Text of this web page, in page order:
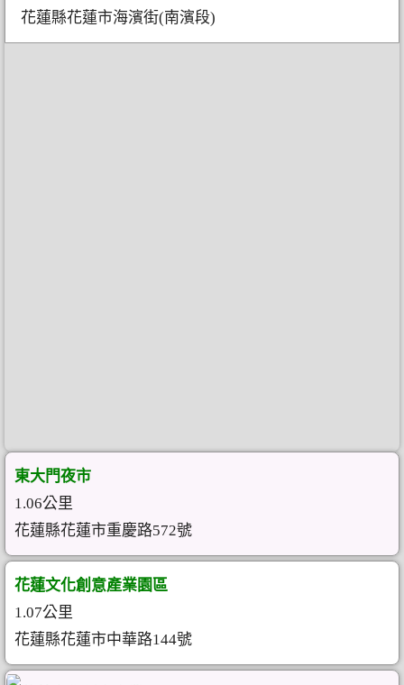
花蓮縣花蓮市海濱街(南濱段)
東大門夜市
1.06公里
花蓮縣花蓮市重慶路572號
花蓮文化創意產業園區
1.07公里
花蓮縣花蓮市中華路144號